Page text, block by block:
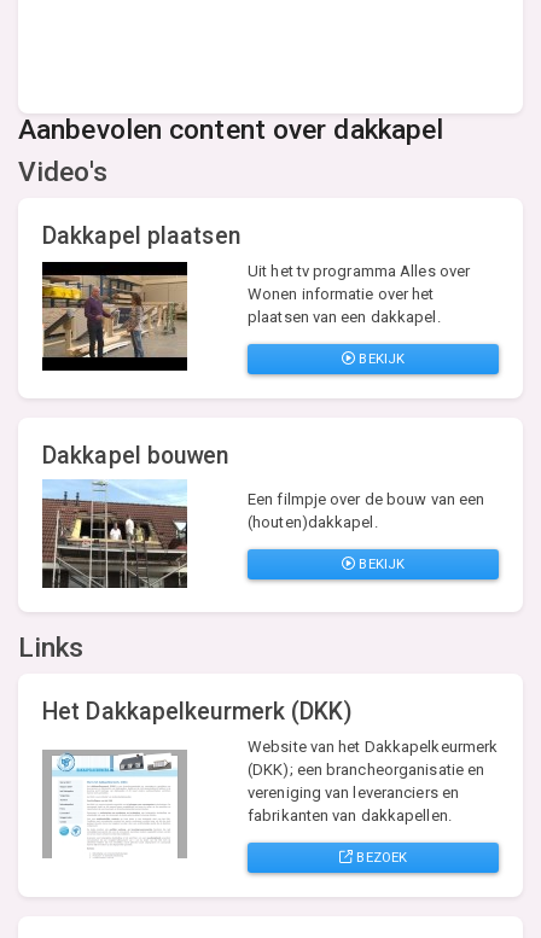
Aanbevolen content over dakkapel
Video's
Dakkapel plaatsen
Uit het tv programma Alles over
Wonen informatie over het
plaatsen van een dakkapel.
BEKIJK
Dakkapel bouwen
Een filmpje over de bouw van een
(houten)dakkapel.
BEKIJK
Links
Het Dakkapelkeurmerk (DKK)
Website van het Dakkapelkeurmerk
(DKK); een brancheorganisatie en
vereniging van leveranciers en
fabrikanten van dakkapellen.
BEZOEK